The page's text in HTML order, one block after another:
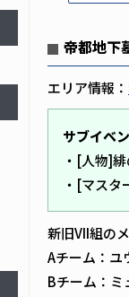
帝都地下
エリア情報：
サブイベ
・[人物]
・[マスタ
新旧VII組の
Aチーム：ユ
Bチーム：ミ